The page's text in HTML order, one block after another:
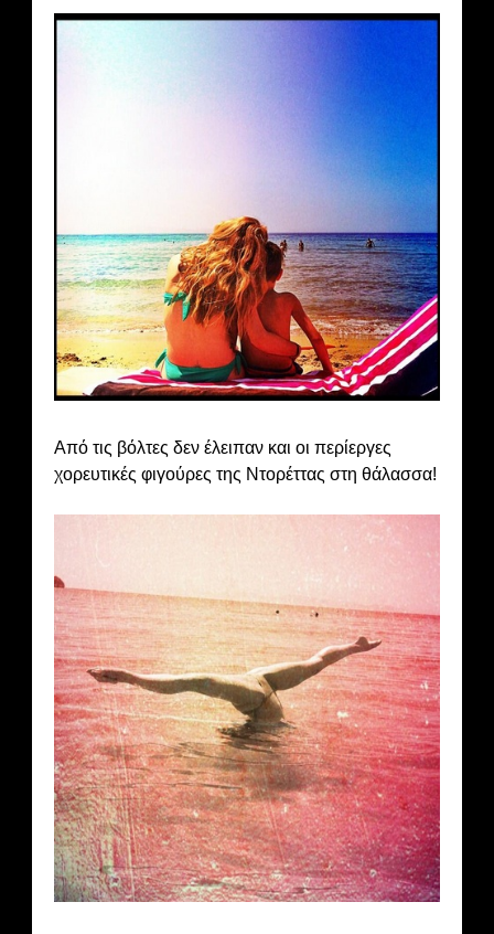
Από τις βόλτες δεν έλειπαν και οι περίεργες
χορευτικές φιγούρες της Ντορέττας στη θάλασσα!